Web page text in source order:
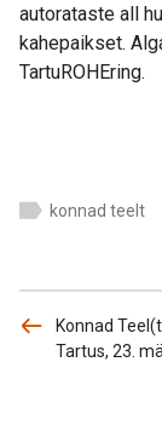
autorataste all
kahepaikset.
TartuROHEring.
konnad teelt
Konnad
Tartus, 23.